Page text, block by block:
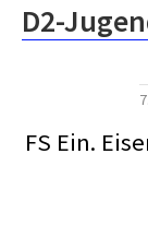
D2-
FS Ein.